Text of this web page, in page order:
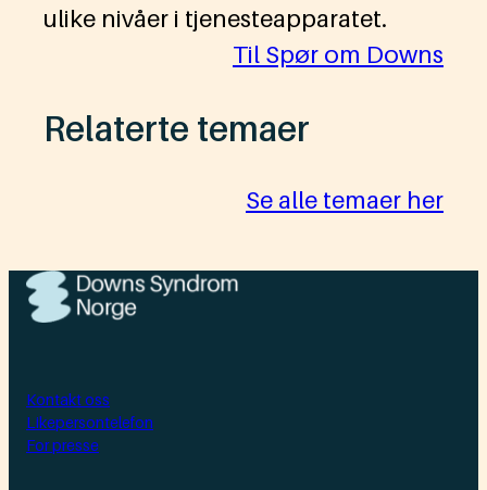
ulike nivåer i tjenesteapparatet.
Til Spør om Downs
Relaterte temaer
Se alle temaer her
Kontakt oss
Likepersontelefon
For presse